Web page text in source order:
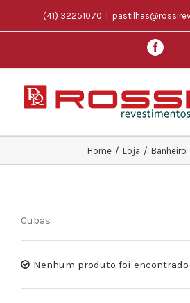
(41) 32251070
Home / Loja / Banheiro
Cubas
Nenhum produto foi encontrado